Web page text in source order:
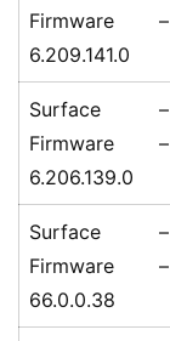
W
i
n
1
1
W
n
1
Firmware –
6.209.141.0
Surface –
Firmware –
6.206.139.0
Surface –
Firmware –
66.0.0.38